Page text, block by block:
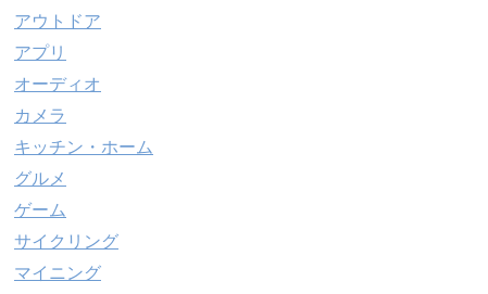
アウトドア
アプリ
オーディオ
カメラ
キッチン・ホーム
グルメ
ゲーム
サイクリング
マイニング